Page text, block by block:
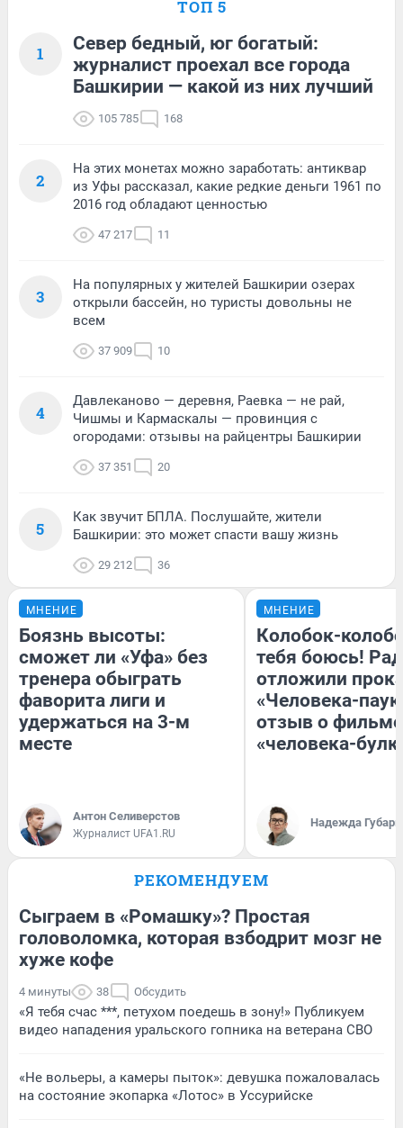
ТОП 5
1
Север бедный, юг богатый:
журналист проехал все города
Башкирии — какой из них лучший
105 785 168
2
На этих монетах можно заработать: антиквар
из Уфы рассказал, какие редкие деньги 1961 по
2016 год обладают ценностью
47 217 11
3
На популярных у жителей Башкирии озерах
открыли бассейн, но туристы довольны не
всем
37 909 10
4
Давлеканово — деревня, Раевка — не рай,
Чишмы и Кармаскалы — провинция с
огородами: отзывы на райцентры Башкирии
37 351 20
5
Как звучит БПЛА. Послушайте, жители
Башкирии: это может спасти вашу жизнь
29 212 36
МНЕНИЕ
Боязнь высоты:
сможет ли «Уфа» без
тренера обыграть
фаворита лиги и
удержаться на 3-м
месте
Антон Селиверстов
Журналист UFA1.RU
МНЕНИЕ
Колобок-
тебя боюсь!
отложили
«Человека-
отзыв о
«человека-
Надежда Губарь
РЕКОМЕНДУЕМ
Сыграем в «Ромашку»? Простая
головоломка, которая взбодрит мозг не
хуже кофе
4 минуты 38 Обсудить
«Я тебя счас ***, петухом поедешь в зону!» Публикуем
видео нападения уральского гопника на ветерана СВО
«Не вольеры, а камеры пыток»: девушка пожаловалась
на состояние экопарка «Лотос» в Уссурийске